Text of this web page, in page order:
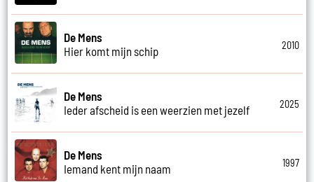
De Mens
Hier komt mijn schip
2010
De Mens
Ieder afscheid is een weerzien met jezelf
2025
De Mens
Iemand kent mijn naam
1997